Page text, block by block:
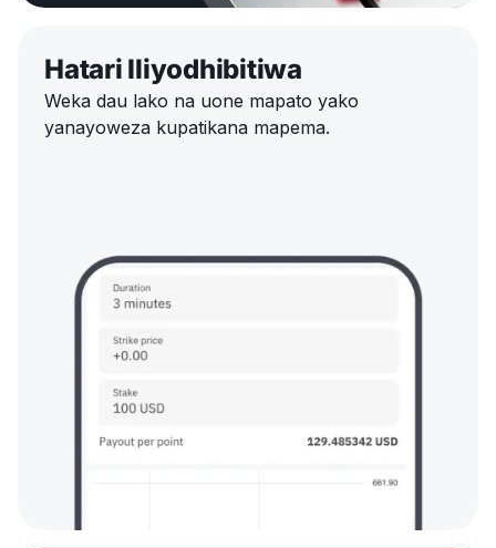
Hatari Iliyodhibitiwa
Weka dau lako na uone mapato yako
yanayoweza kupatikana mapema.